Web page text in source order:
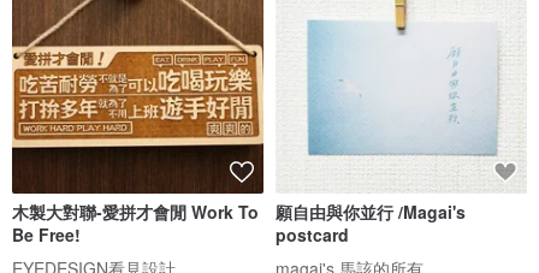
木製大對聯-愛拼才會閒 Work To
Be Free!
願自由與你並行 /Magai's
postcard